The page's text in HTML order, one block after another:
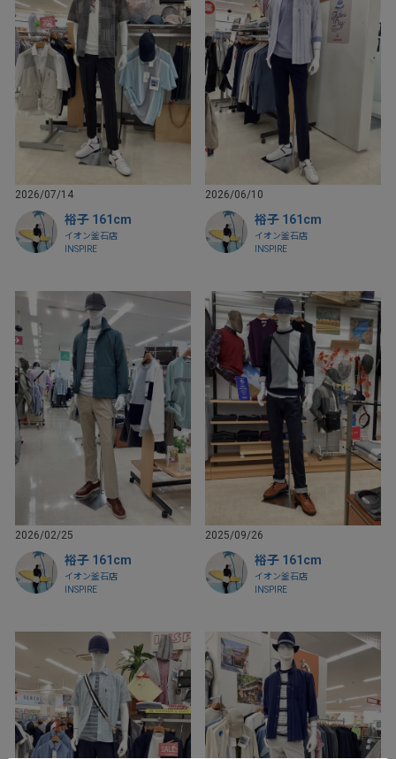
2026/07/14
裕子 161cm
イオン釜石店
INSPIRE
2026/06/10
裕子 161cm
イオン釜石店
INSPIRE
2026/02/25
裕子 161cm
イオン釜石店
INSPIRE
2025/09/26
裕子 161cm
イオン釜石店
INSPIRE